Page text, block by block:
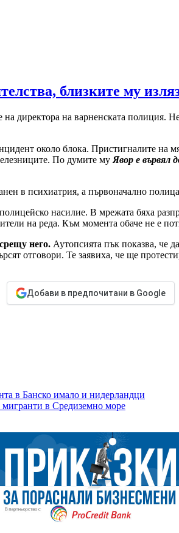
близките му
на директора на варненската полиция.
около блока. Пристигналите на
По думите му Явор е вървял
в психиатрия, а първоначално
насилие. В мрежата бяха
на реда. Към момента обаче не е
него. Аутопсията пък показва, че
отговори. Те заявиха, че ще
Добави в предпочитани в Google
в Банско имало и нидерландци
мигранти в Средиземно море